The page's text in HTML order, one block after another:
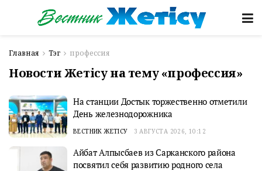
Главная Тэг профессия
Новости Жетісу на тему «профессия»
На станции Достык торжественно отметили
День железнодорожника
ВЕСТНИК ЖЕТІСУ 3 АВГУСТА 2026, 10:12
Айбат Алпысбаев из Сарканского района
посвятил себя развитию родного села